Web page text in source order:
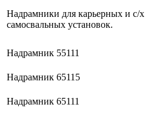
Надрамники для карьерных и с/х
самосвальных установок.
Надрамник 55111
Надрамник 65115
Надрамник 65111